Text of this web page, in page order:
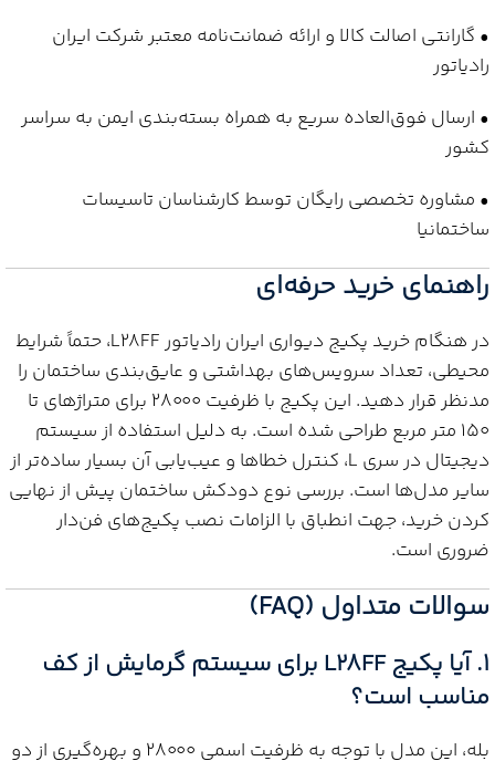
• گارانتی اصالت کالا و ارائه ضمانت‌نامه معتبر شرکت ایران
رادیاتور
• ارسال فوق‌العاده سریع به همراه بسته‌بندی ایمن به سراسر
کشور
• مشاوره تخصصی رایگان توسط کارشناسان تاسیسات
ساختمانیا
راهنمای خرید حرفه‌ای
در هنگام خرید پکیج دیواری ایران رادیاتور L28FF، حتماً شرایط
محیطی، تعداد سرویس‌های بهداشتی و عایق‌بندی ساختمان را
مدنظر قرار دهید. این پکیج با ظرفیت ۲۸۰۰۰ برای متراژهای تا
۱۵۰ متر مربع طراحی شده است. به دلیل استفاده از سیستم
دیجیتال در سری L، کنترل خطاها و عیب‌یابی آن بسیار ساده‌تر از
سایر مدل‌ها است. بررسی نوع دودکش ساختمان پیش از نهایی
کردن خرید، جهت انطباق با الزامات نصب پکیج‌های فن‌دار
ضروری است.
سوالات متداول (FAQ)
۱. آیا پکیج L28FF برای سیستم گرمایش از کف
مناسب است؟
بله، این مدل با توجه به ظرفیت اسمی ۲۸۰۰۰ و بهره‌گیری از دو